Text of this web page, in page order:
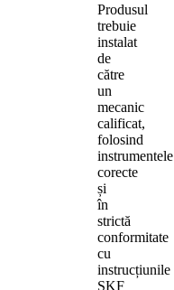
Produsul
trebuie
instalat
de
către
un
mecanic
calificat,
folosind
instrumentele
corecte
și
în
strictă
conformitate
cu
instrucțiunile
SKF